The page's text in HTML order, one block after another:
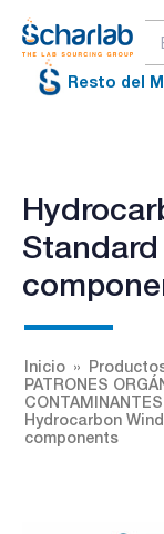
Resto del
Inicio
PATRONES
CONTAMINANTES
Hydrocarbon
components